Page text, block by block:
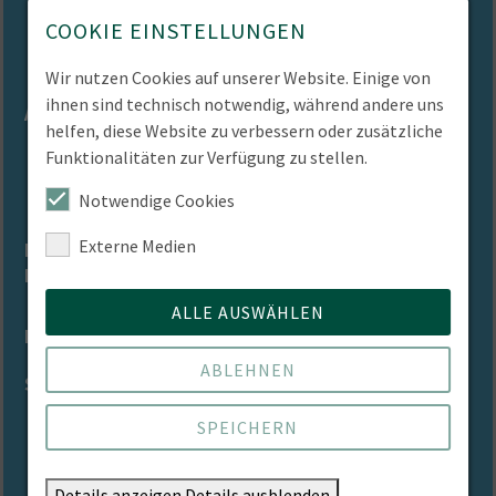
Abschluss
Mit forstlicher Vorausbildung bzw.
Studium ist eine Zulassung zur
Prüfung "Staatlich zertifizierter
Waldpädagoge / Staatlich
zertifizierte Waldpädagogin" im
Land Brandenburg möglich.
Laufzeit /
Lehrformat
Einzeln buchbare Module – nähere
Kurskonzept
Plätze
je Modul max. 18 Plätze
Sprache
Deutsch
Alle Module können nach Interesse
separat gebucht werden, nach
Abschluss wird ein Nachweis
COOKIE EINSTELLUNGEN
Wir nutzen Cookies auf unserer Website. Einige von
ihnen sind technisch notwendig, während andere uns
helfen, diese Website zu verbessern oder zusätzliche
Funktionalitäten zur Verfügung zu stellen.
Notwendige Cookies
Externe Medien
ALLE AUSWÄHLEN
ABLEHNEN
SPEICHERN